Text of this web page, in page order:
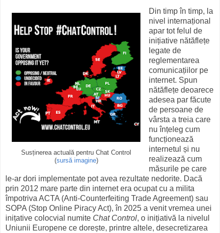
Susținerea actuală pentru Chat Control
(sursă imagine)
Din timp în timp, la
nivel internațional
apar tot felul de
inițiative nătăflețe
legate de
reglementarea
comunicațiilor pe
internet. Spun
nătăflețe deoarece
adesea par făcute
de persoane de
vârsta a treia care
nu înțeleg cum
funcționează
internetul și nu
realizează cum
măsurile pe care
le-ar dori implementate pot avea rezultate nedorite. Dacă
prin 2012 mare parte din internet era ocupat cu a milita
împotriva ACTA (Anti-Counterfeiting Trade Agreement) sau
SOPA (Stop Online Piracy Act), în 2025 a venit vremea unei
inițative colocvial numite Chat Control, o inițiativă la nivelul
Uniunii Europene ce dorește, printre altele, desecretizarea